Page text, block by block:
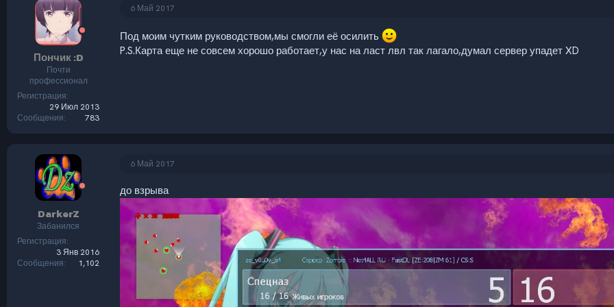
:
Пончик :D
Почти
профессионал
Регистрация
29 Июл 2013
Сообщения
783
6 Май 2017
Под моим чутким руководством,мы смогли её осилить
P.S.Карта еще не совсем хорошо работает,у нас на ласт лвл так лагало,думал сервер упадет XD
DarkerZ
Забанился
Регистрация
3 Янв 2016
Сообщения
1,102
6 Май 2017
до взрыва